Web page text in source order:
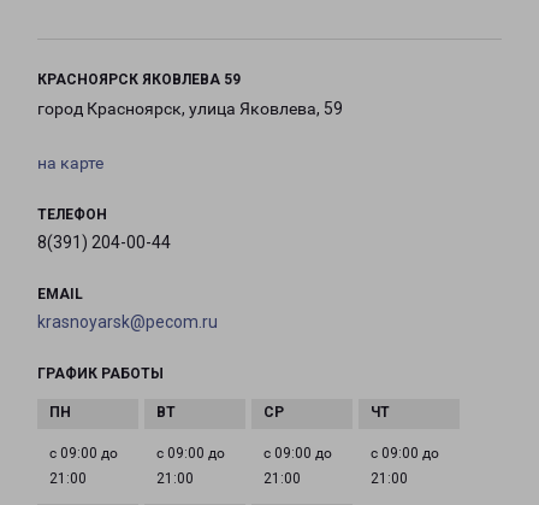
КРАСНОЯРСК ЯКОВЛЕВА 59
город Красноярск, улица Яковлева, 59
на карте
ТЕЛЕФОН
8(391) 204-00-44
EMAIL
krasnoyarsk@pecom.ru
ГРАФИК РАБОТЫ
с 09:00 до
21:00
с 09:00 до
21:00
с 09:00 до
21:00
с 09:00 до
21:00